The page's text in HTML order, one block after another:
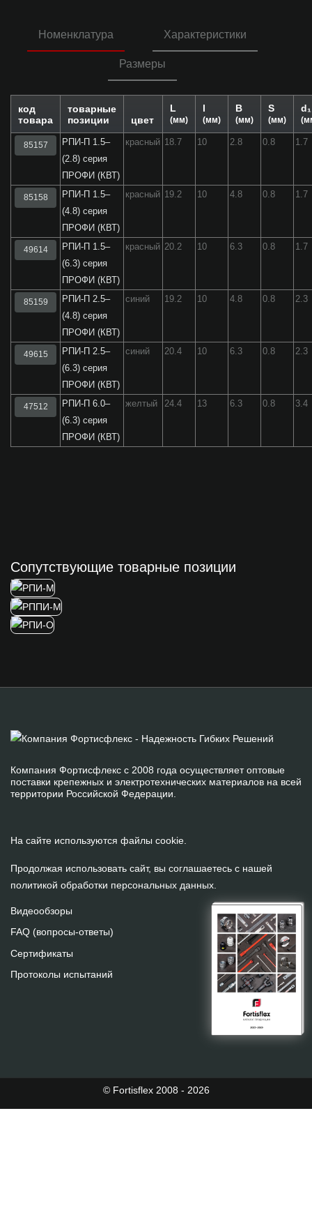
Номенклатура Характеристики
Размеры
код
товара
товарные
позиции
цвет
L
(мм)
l
(мм)
B
(мм)
S
(мм)
d₁
85157
РПИ-П 1.5–
(2.8) серия
ПРОФИ (КВТ)
красный 18.7 10 2.8 0.8 1.7
85158
РПИ-П 1.5–
(4.8) серия
ПРОФИ (КВТ)
красный 19.2 10 4.8 0.8 1.7
49614
РПИ-П 1.5–
(6.3) серия
ПРОФИ (КВТ)
красный 20.2 10 6.3 0.8 1.7
85159
РПИ-П 2.5–
(4.8) серия
ПРОФИ (КВТ)
синий 19.2 10 4.8 0.8 2.3
49615
РПИ-П 2.5–
(6.3) серия
ПРОФИ (КВТ)
синий 20.4 10 6.3 0.8 2.3
47512
РПИ-П 6.0–
(6.3) серия
ПРОФИ (КВТ)
желтый 24.4 13 6.3 0.8 3.4
Сопутствующие товарные позиции
Компания Фортисфлекс с 2008 года осуществляет оптовые
поставки крепежных и электротехнических материалов на всей
территории Российской Федерации.
На сайте используются файлы cookie.
Продолжая использовать сайт, вы соглашаетесь с нашей
политикой обработки персональных данных.
Видеообзоры
FAQ (вопросы-ответы)
Сертификаты
Протоколы испытаний
© Fortisflex 2008 - 2026